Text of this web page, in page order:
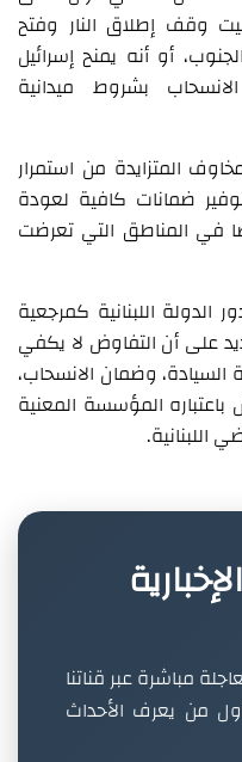
وقف إطلاق النار وفتح
أو أنه يمنح إسرائيل
بشروط ميدانية
المتزايدة من استمرار
ضمانات كافية لعودة
في المناطق التي تعرضت
اللبنانية كمرجعية
على أن التفاوض لا يكفي
السيادة، وضمان الانسحاب،
المؤسسة المعنية
مباشرة عبر قناتنا
من يعرف الأحداث